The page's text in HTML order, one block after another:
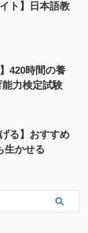
ト】日本語教
420時間の養
力検定試験
る】おすすめ
生かせる